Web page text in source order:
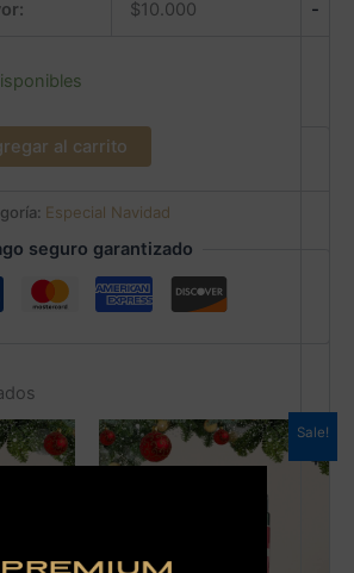
$10.000 -
+
al carrito
Especial Navidad
seguro garantizado
Sale!